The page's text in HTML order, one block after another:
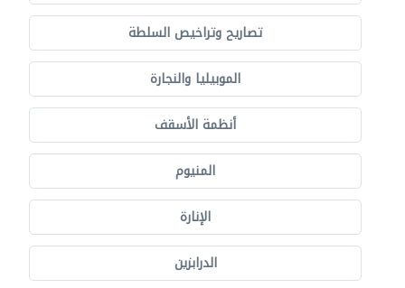
تصاريح وتراخيص السلطة
الموبيليا والنجارة
أنظمة الأسقف
المنيوم
الإنارة
الدرابزين